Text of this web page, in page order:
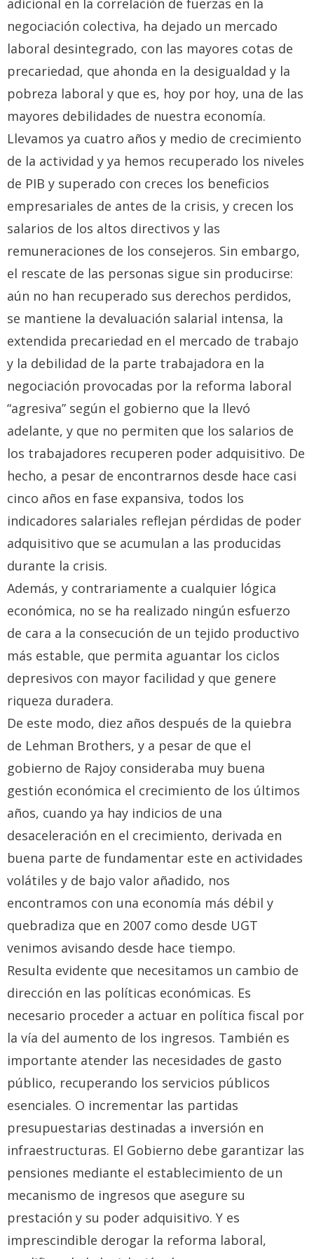
adicional en la correlación de fuerzas en la
negociación colectiva, ha dejado un mercado
laboral desintegrado, con las mayores cotas de
precariedad, que ahonda en la desigualdad y la
pobreza laboral y que es, hoy por hoy, una de las
mayores debilidades de nuestra economía.
Llevamos ya cuatro años y medio de crecimiento
de la actividad y ya hemos recuperado los niveles
de PIB y superado con creces los beneficios
empresariales de antes de la crisis, y crecen los
salarios de los altos directivos y las
remuneraciones de los consejeros. Sin embargo,
el rescate de las personas sigue sin producirse:
aún no han recuperado sus derechos perdidos,
se mantiene la devaluación salarial intensa, la
extendida precariedad en el mercado de trabajo
y la debilidad de la parte trabajadora en la
negociación provocadas por la reforma laboral
“agresiva” según el gobierno que la llevó
adelante, y que no permiten que los salarios de
los trabajadores recuperen poder adquisitivo. De
hecho, a pesar de encontrarnos desde hace casi
cinco años en fase expansiva, todos los
indicadores salariales reflejan pérdidas de poder
adquisitivo que se acumulan a las producidas
durante la crisis.
Además, y contrariamente a cualquier lógica
económica, no se ha realizado ningún esfuerzo
de cara a la consecución de un tejido productivo
más estable, que permita aguantar los ciclos
depresivos con mayor facilidad y que genere
riqueza duradera.
De este modo, diez años después de la quiebra
de Lehman Brothers, y a pesar de que el
gobierno de Rajoy consideraba muy buena
gestión económica el crecimiento de los últimos
años, cuando ya hay indicios de una
desaceleración en el crecimiento, derivada en
buena parte de fundamentar este en actividades
volátiles y de bajo valor añadido, nos
encontramos con una economía más débil y
quebradiza que en 2007 como desde UGT
venimos avisando desde hace tiempo.
Resulta evidente que necesitamos un cambio de
dirección en las políticas económicas. Es
necesario proceder a actuar en política fiscal por
la vía del aumento de los ingresos. También es
importante atender las necesidades de gasto
público, recuperando los servicios públicos
esenciales. O incrementar las partidas
presupuestarias destinadas a inversión en
infraestructuras. El Gobierno debe garantizar las
pensiones mediante el establecimiento de un
mecanismo de ingresos que asegure su
prestación y su poder adquisitivo. Y es
imprescindible derogar la reforma laboral,